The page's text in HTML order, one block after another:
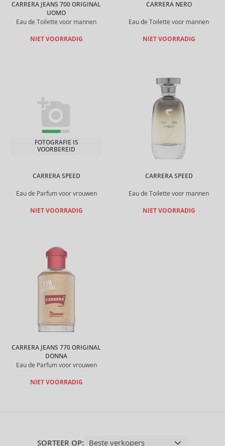
CARRERA JEANS 700 ORIGINAL
UOMO
Eau de Toilette voor mannen
NIET VOORRADIG
CARRERA NERO
Eau de Toilette voor mannen
NIET VOORRADIG
CARRERA SPEED
Eau de Parfum voor vrouwen
FOTOGRAFIE IS
VOORBEREID
NIET VOORRADIG
CARRERA SPEED
Eau de Toilette voor mannen
NIET VOORRADIG
CARRERA JEANS 770 ORIGINAL
DONNA
Eau de Parfum voor vrouwen
NIET VOORRADIG
SORTEER OP: